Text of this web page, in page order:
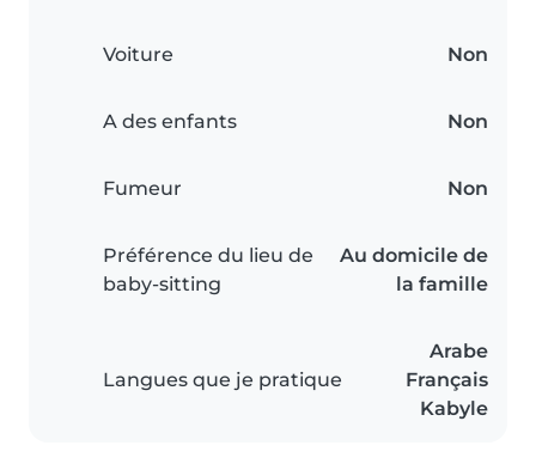
Voiture Non
A des enfants Non
Fumeur Non
Préférence du lieu de
baby-sitting
Au domicile de
la famille
Langues que je pratique
Arabe
Français
Kabyle